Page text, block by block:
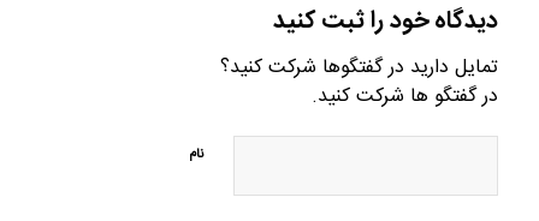
دیدگاه خود را ثبت کنید
تمایل دارید در گفتگوها شرکت کنید؟
در گفتگو ها شرکت کنید.
نام